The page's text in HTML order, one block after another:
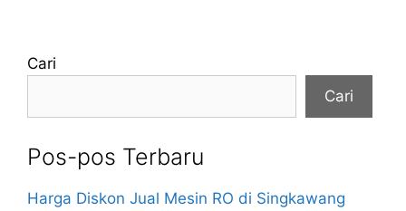
Cari
Cari
Pos-pos Terbaru
Harga Diskon Jual Mesin RO di Singkawang